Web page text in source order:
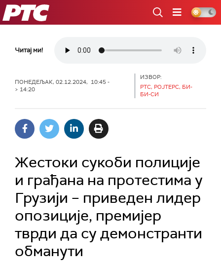
РТС
Читај ми!
ПОНЕДЕЉАК, 02.12.2024, 10:45 -
> 14:20
ИЗВОР:
РТС, РОЈТЕРС, БИ-
БИ-СИ
Жестоки сукоби полиције
и грађана на протестима у
Грузији – приведен лидер
опозиције, премијер
тврди да су демонстранти
обманути